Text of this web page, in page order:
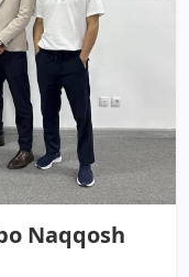
Naqqosh